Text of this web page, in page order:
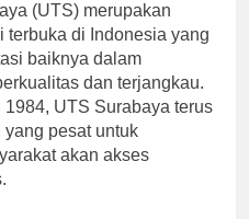
(UTS) merupakan
terbuka di Indonesia yang
baiknya dalam
dan terjangkau.
UTS Surabaya terus
pesat untuk
akan akses